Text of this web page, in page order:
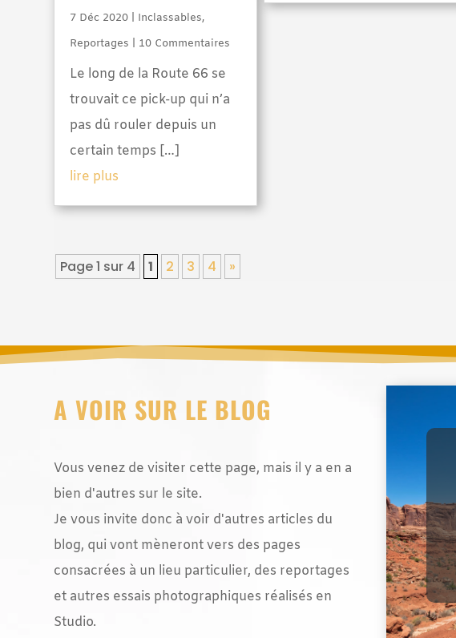
7 Déc 2020 | Inclassables,
Reportages | 10 Commentaires
Le long de la Route 66 se
trouvait ce pick-up qui n’a
pas dû rouler depuis un
certain temps […]
lire plus
Page 1 sur 4 1 2 3 4 »
A VOIR SUR LE BLOG
Vous venez de visiter cette page, mais il y a en a
bien d'autres sur le site.
Je vous invite donc à voir d'autres articles du
blog, qui vont mèneront vers des pages
consacrées à un lieu particulier, des reportages
et autres essais photographiques réalisés en
Studio.